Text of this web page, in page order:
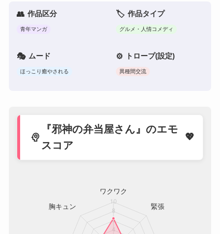
作品区分
青年マンガ
作品タイプ
グルメ・人情コメディ
ムード
ほっこり癒やされる
トロープ(設定)
異種間交流
psychology
『邪神の弁当屋さん』のエモ
スコア